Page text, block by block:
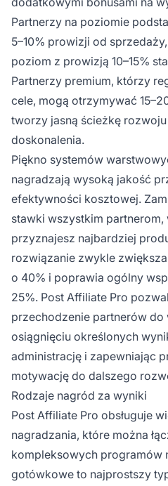
Partnerzy na poziomie
5–10% prowizji od
poziom z prowizją 10–15%
Partnerzy premium, którzy
cele, mogą otrzymywać
tworzy jasną ścieżkę
doskonalenia.
Piękno systemów
nagradzają wysoką jakość
efektywności kosztowej.
stawki wszystkim
przyznajesz najbardziej
rozwiązanie zwykle
o 40% i poprawia ogólny
25%. Post Affiliate Pro
przechodzenie partnerów
osiągnięciu określonych
administrację i zapewniając
motywację do dalszego
Rodzaje nagród za wyniki
Post Affiliate Pro obsługuje
nagradzania, które można
kompleksowych programów
gotówkowe to najprostszy